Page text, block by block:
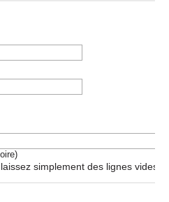
simplement des lignes vides.